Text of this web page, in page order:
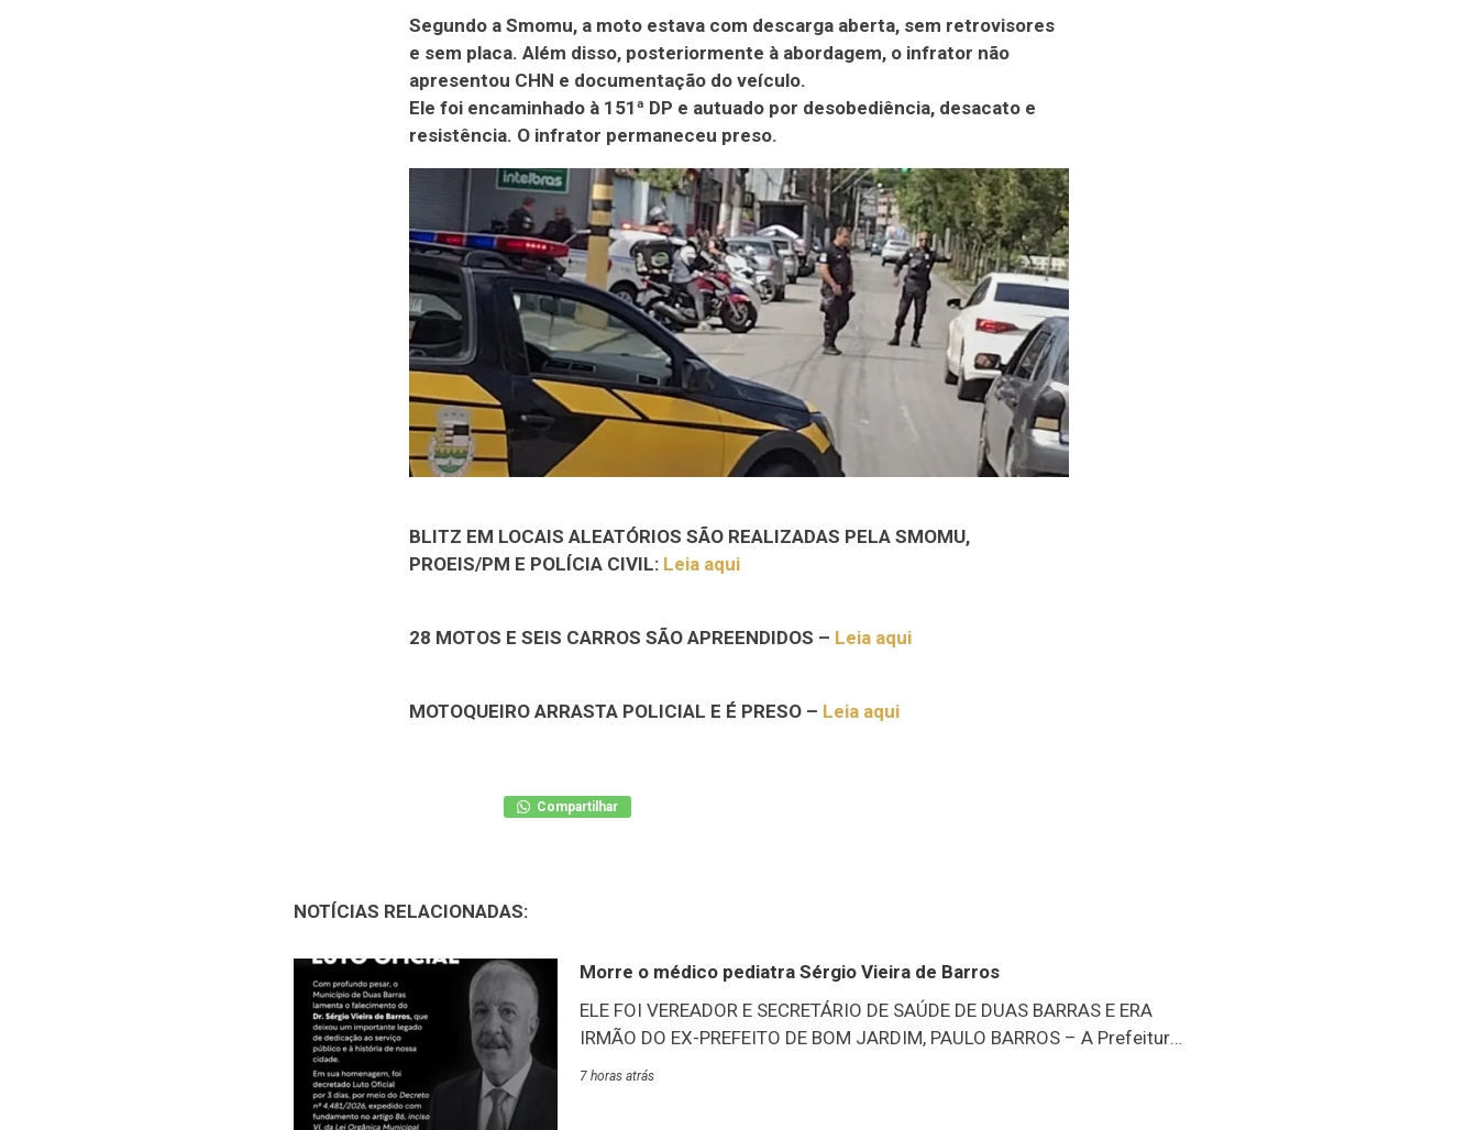
Segundo a Smomu, a moto estava com descarga aberta, sem retrovisores
e sem placa. Além disso, posteriormente à abordagem, o infrator não
apresentou CHN e documentação do veículo.
Ele foi encaminhado à 151ª DP e autuado por desobediência, desacato e
resistência. O infrator permaneceu preso.
BLITZ EM LOCAIS ALEATÓRIOS SÃO REALIZADAS PELA SMOMU,
PROEIS/PM E POLÍCIA CIVIL: Leia aqui
28 MOTOS E SEIS CARROS SÃO APREENDIDOS – Leia aqui
MOTOQUEIRO ARRASTA POLICIAL E É PRESO – Leia aqui
Compartilhar
NOTÍCIAS RELACIONADAS:
Morre o médico pediatra Sérgio Vieira de Barros
ELE FOI VEREADOR E SECRETÁRIO DE SAÚDE DE DUAS BARRAS E ERA
IRMÃO DO EX-PREFEITO DE BOM JARDIM, PAULO BARROS – A Prefeitura
de Duas Barras, através de suas redes sociais, publicou nota de pesar e
7 horas atrás